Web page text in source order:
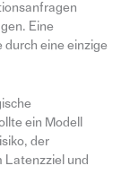
Eine
eine einzige
ein Modell
der
und